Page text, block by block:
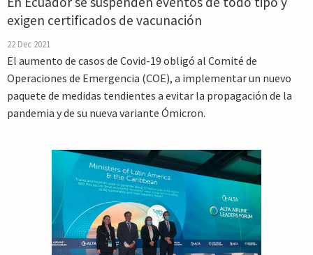
exigen certificados de vacunación
22 Dec 2021
El aumento de casos de Covid-19 obligó al Comité de
Operaciones de Emergencia (COE), a implementar un nuevo
paquete de medidas tendientes a evitar la propagación de la
pandemia y de su nueva variante Ómicron.